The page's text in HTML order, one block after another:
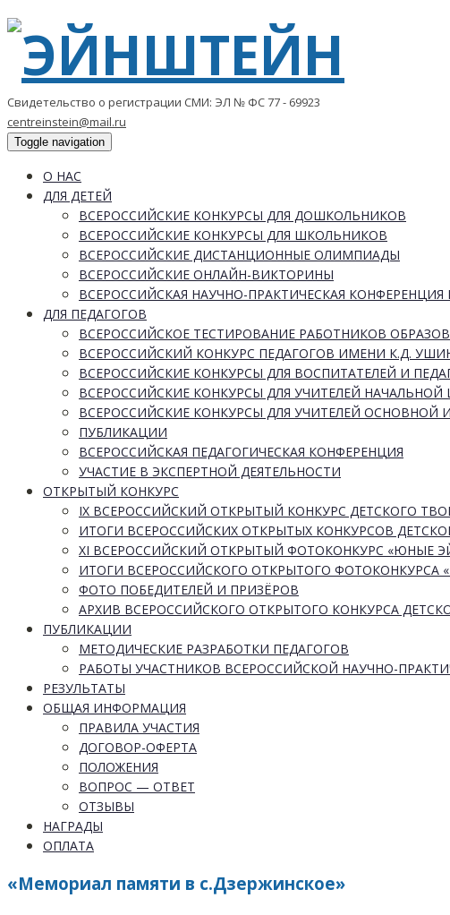
Свидетельство о регистрации СМИ: ЭЛ № ФС 77 - 69923
centreinstein@mail.ru
Toggle navigation
О НАС
ДЛЯ ДЕТЕЙ
ВСЕРОССИЙСКИЕ КОНКУРСЫ ДЛЯ ДОШКОЛЬНИКОВ
ВСЕРОССИЙСКИЕ КОНКУРСЫ ДЛЯ ШКОЛЬНИКОВ
ВСЕРОССИЙСКИЕ ДИСТАНЦИОННЫЕ ОЛИМПИАДЫ
ВСЕРОССИЙСКИЕ ОНЛАЙН-ВИКТОРИНЫ
ВСЕРОССИЙСКАЯ НАУЧНО-ПРАКТИЧЕСКАЯ
ДЛЯ ПЕДАГОГОВ
ВСЕРОССИЙСКОЕ ТЕСТИРОВАНИЕ РАБОТНИКОВ
ВСЕРОССИЙСКИЙ КОНКУРС ПЕДАГОГОВ ИМЕНИ К.Д.
ВСЕРОССИЙСКИЕ КОНКУРСЫ ДЛЯ ВОСПИТАТЕЛЕЙ И
ВСЕРОССИЙСКИЕ КОНКУРСЫ ДЛЯ УЧИТЕЛЕЙ
ВСЕРОССИЙСКИЕ КОНКУРСЫ ДЛЯ УЧИТЕЛЕЙ ОСНОВНОЙ
ПУБЛИКАЦИИ
ВСЕРОССИЙСКАЯ ПЕДАГОГИЧЕСКАЯ КОНФЕРЕНЦИЯ
УЧАСТИЕ В ЭКСПЕРТНОЙ ДЕЯТЕЛЬНОСТИ
ОТКРЫТЫЙ КОНКУРС
IX ВСЕРОССИЙСКИЙ ОТКРЫТЫЙ КОНКУРС ДЕТСКОГО
ИТОГИ ВСЕРОССИЙСКИХ ОТКРЫТЫХ КОНКУРСОВ
XI ВСЕРОССИЙСКИЙ ОТКРЫТЫЙ ФОТОКОНКУРС «ЮНЫЕ
ИТОГИ ВСЕРОССИЙСКОГО ОТКРЫТОГО ФОТОКОНКУРСА
ФОТО ПОБЕДИТЕЛЕЙ И ПРИЗЁРОВ
АРХИВ ВСЕРОССИЙСКОГО ОТКРЫТОГО КОНКУРСА
ПУБЛИКАЦИИ
МЕТОДИЧЕСКИЕ РАЗРАБОТКИ ПЕДАГОГОВ
РАБОТЫ УЧАСТНИКОВ ВСЕРОССИЙСКОЙ НАУЧНО-
РЕЗУЛЬТАТЫ
ОБЩАЯ ИНФОРМАЦИЯ
ПРАВИЛА УЧАСТИЯ
ДОГОВОР-ОФЕРТА
ПОЛОЖЕНИЯ
ВОПРОС — ОТВЕТ
ОТЗЫВЫ
НАГРАДЫ
ОПЛАТА
«Мемориал памяти в с.Дзержинское»